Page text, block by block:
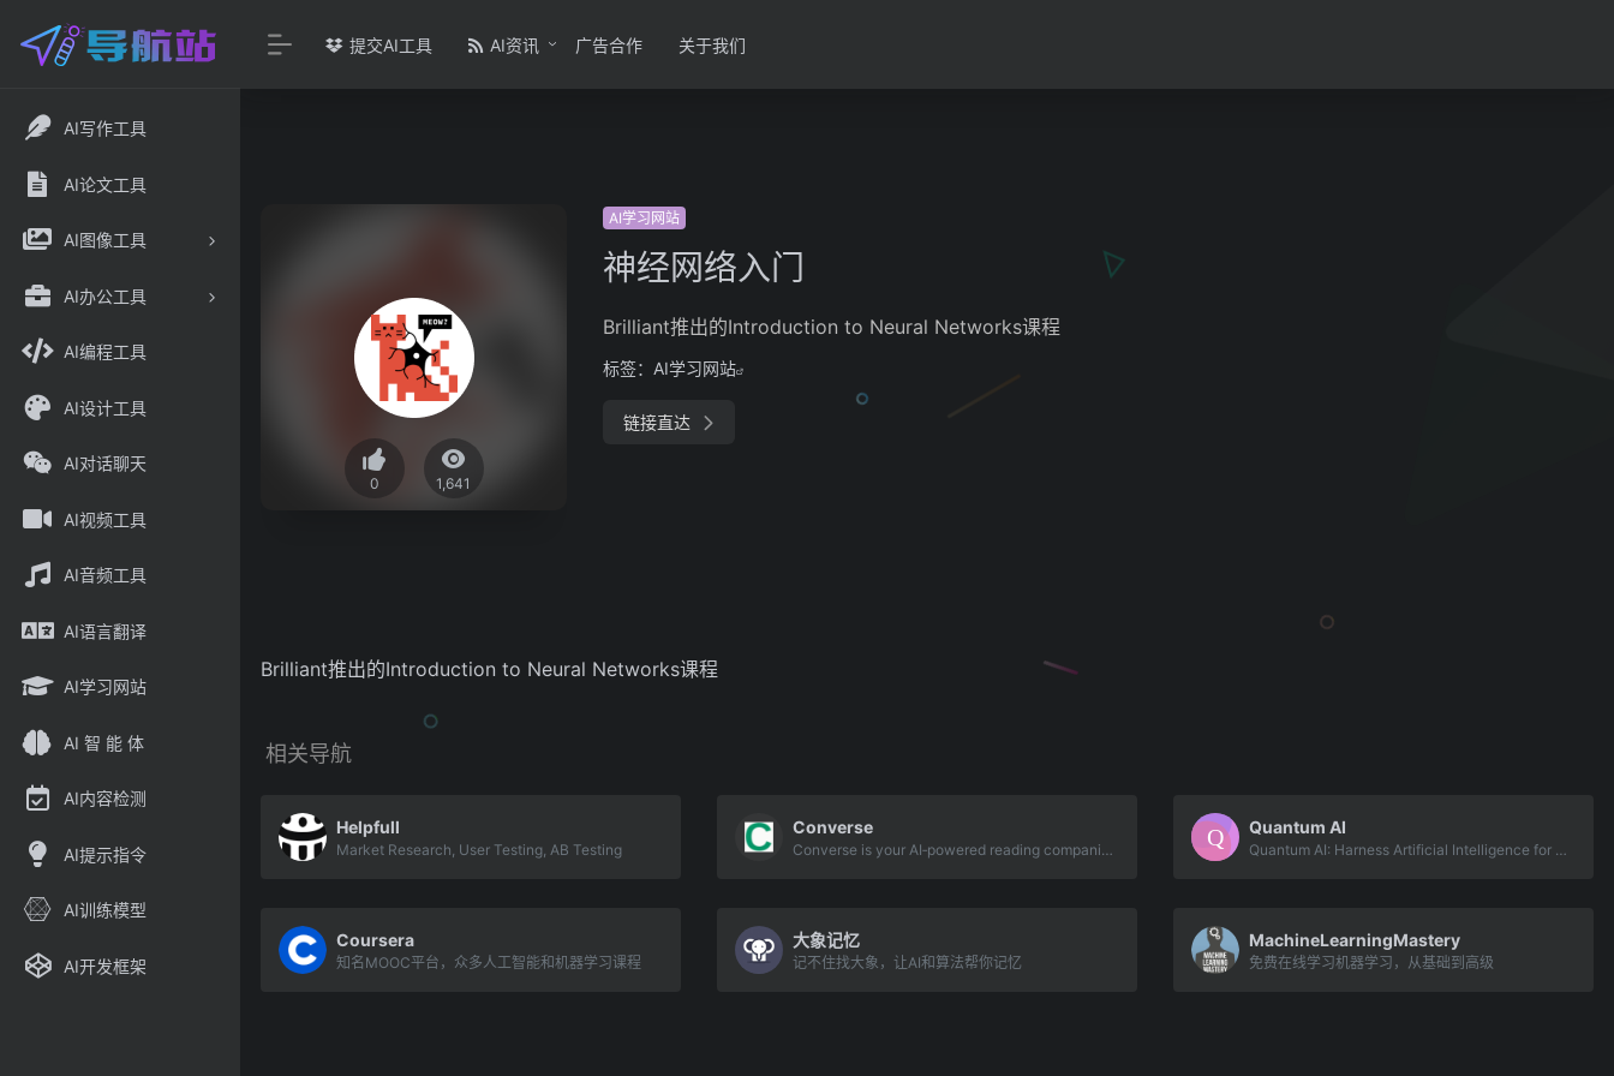
AI写作工具
AI论文工具
AI图像工具
AI办公工具
AI编程工具
AI设计工具
AI对话聊天
AI视频工具
AI音频工具
AI语言翻译
AI学习网站
AI 智 能 体
AI内容检测
AI提示指令
AI训练模型
AI开发框架
提交AI工具 AI资讯 广告合作 关于我们
0 1,641
AI学习网站
神经网络入门
Brilliant推出的Introduction to Neural Networks课程
标签： AI学习网站
链接直达
Brilliant推出的Introduction to Neural Networks课程
相关导航
Helpfull
Market Research, User Testing, AB Testing
Converse
Converse is your AI‑powered reading companion.
Quantum AI
Quantum AI: Harness Artificial Intelligence for Automated Crypto Trading
Coursera
知名MOOC平台，众多人工智能和机器学习课程
大象记忆
记不住找大象，让AI和算法帮你记忆
MachineLearningMastery
免费在线学习机器学习，从基础到高级